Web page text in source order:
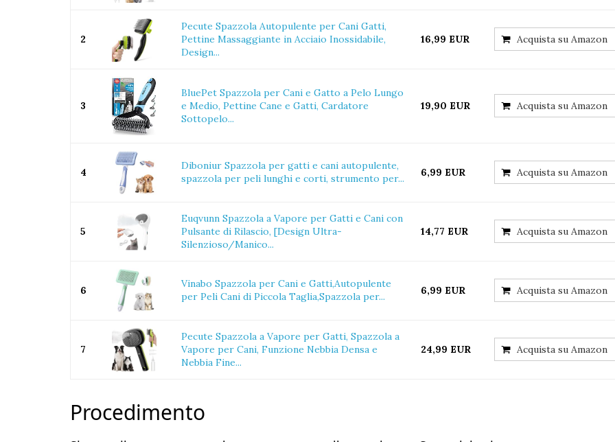
2
Pecute Spazzola Autopulente per Cani Gatti,
Pettine Massaggiante in Acciaio Inossidabile,
Design...
16,99 EUR Acquista su Amazon
3
BluePet Spazzola per Cani e Gatto a Pelo Lungo
e Medio, Pettine Cane e Gatti, Cardatore
Sottopelo...
19,90 EUR Acquista su Amazon
4
Diboniur Spazzola per gatti e cani autopulente,
spazzola per peli lunghi e corti, strumento per...
6,99 EUR Acquista su Amazon
5
Euqvunn Spazzola a Vapore per Gatti e Cani con
Pulsante di Rilascio, [Design Ultra-
Silenzioso/Manico...
14,77 EUR Acquista su Amazon
6
Vinabo Spazzola per Cani e Gatti,Autopulente
per Peli Cani di Piccola Taglia,Spazzola per...
6,99 EUR Acquista su Amazon
7
Pecute Spazzola a Vapore per Gatti, Spazzola a
Vapore per Cani, Funzione Nebbia Densa e
Nebbia Fine...
24,99 EUR Acquista su Amazon
Procedimento